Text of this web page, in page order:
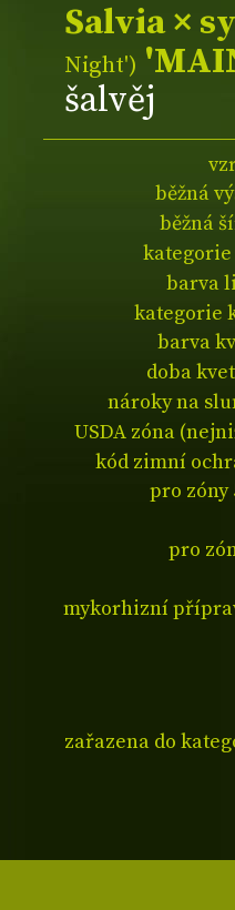
Salvia ×
Night')
šalvěj
běžná
běžná
barva
kategorie
barva
doba
nároky na
USDA zóna
kód zimní
pro zóny
pro
mykorhizní
zařazena do